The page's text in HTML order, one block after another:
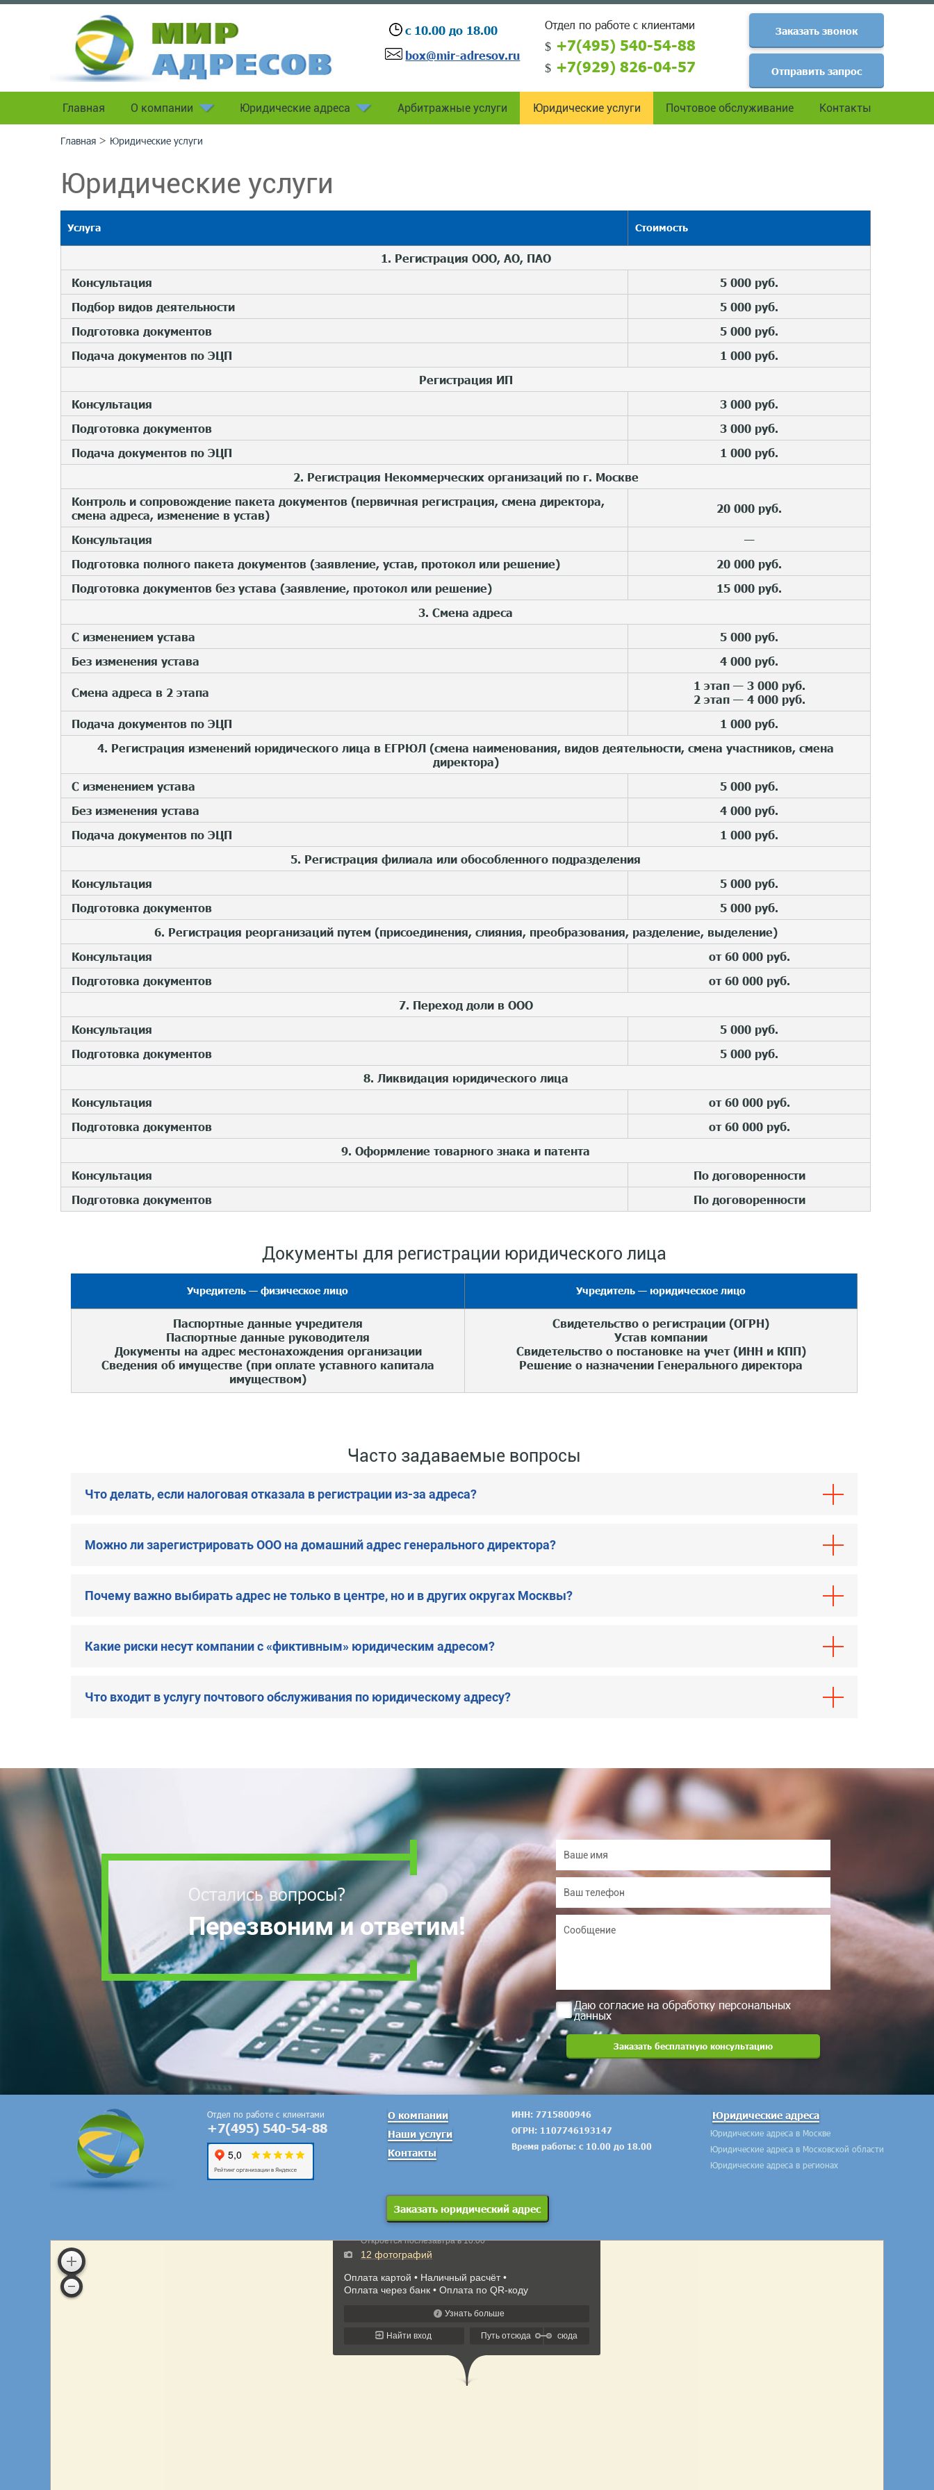
с 10.00 до 18.00
box@mir-adresov.ru
Отдел по работе с клиентами
+7(495) 540-54-88
+7(929) 826-04-57
Заказать звонок
Отправить запрос
Главная О компании Юридические адреса Арбитражные услуги Юридические услуги Почтовое обслуживание Контакты
Главная > Юридические услуги
Юридические услуги
Услуга Стоимость
1. Регистрация ООО, АО, ПАО
Консультация
5 000 руб.
Подбор видов деятельности
5 000 руб.
Подготовка документов
5 000 руб.
Подача документов по ЭЦП
1 000 руб.
Регистрация ИП
Консультация
3 000 руб.
Подготовка документов
3 000 руб.
Подача документов по ЭЦП
1 000 руб.
2. Регистрация Некоммерческих организаций по г. Москве
Контроль и сопровождение пакета документов (первичная регистрация, смена директора,
смена адреса, изменение в устав)
20 000 руб.
Консультация
—
Подготовка полного пакета документов (заявление, устав, протокол или решение)
20 000 руб.
Подготовка документов без устава (заявление, протокол или решение)
15 000 руб.
3. Смена адреса
С изменением устава
5 000 руб.
Без изменения устава
4 000 руб.
Смена адреса в 2 этапа
1 этап — 3 000 руб.
2 этап — 4 000 руб.
Подача документов по ЭЦП
1 000 руб.
4. Регистрация изменений юридического лица в ЕГРЮЛ (смена наименования, видов деятельности, смена участников, смена
директора)
С изменением устава
5 000 руб.
Без изменения устава
4 000 руб.
Подача документов по ЭЦП
1 000 руб.
5. Регистрация филиала или обособленного подразделения
Консультация
5 000 руб.
Подготовка документов
5 000 руб.
6. Регистрация реорганизаций путем (присоединения, слияния, преобразования, разделение, выделение)
Консультация
от 60 000 руб.
Подготовка документов
от 60 000 руб.
7. Переход доли в ООО
Консультация
5 000 руб.
Подготовка документов
5 000 руб.
8. Ликвидация юридического лица
Консультация
от 60 000 руб.
Подготовка документов
от 60 000 руб.
9. Оформление товарного знака и патента
Консультация
По договоренности
Подготовка документов
По договоренности
Документы для регистрации юридического лица
Учредитель — физическое лицо Учредитель — юридическое лицо
Паспортные данные учредителя
Паспортные данные руководителя
Документы на адрес местонахождения организации
Сведения об имуществе (при оплате уставного капитала
имуществом)
Свидетельство о регистрации (ОГРН)
Устав компании
Свидетельство о постановке на учет (ИНН и КПП)
Решение о назначении Генерального директора
Часто задаваемые вопросы
Что делать, если налоговая отказала в регистрации из-за адреса?
Можно ли зарегистрировать ООО на домашний адрес генерального директора?
Почему важно выбирать адрес не только в центре, но и в других округах Москвы?
Какие риски несут компании с «фиктивным» юридическим адресом?
Что входит в услугу почтового обслуживания по юридическому адресу?
Остались вопросы?
Перезвоним и ответим!
Даю согласие на обработку персональных
данных
Отдел по работе с клиентами
+7(495) 540-54-88
О компании
Наши услуги
Контакты
ИНН: 7715800946
ОГРН: 1107746193147
Время работы: с 10.00 до 18.00
Юридические адреса
Юридические адреса в Москве
Юридические адреса в Московской области
Юридические адреса в регионах
Заказать юридический адрес